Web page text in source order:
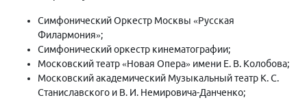
Симфонический Оркестр Москвы «Русская
Филармония»;
Симфонический оркестр кинематографии;
Московский театр «Новая Опера» имени Е. В. Колобова;
Московский академический Музыкальный театр К. С.
Станиславского и В. И. Немировича-Данченко;